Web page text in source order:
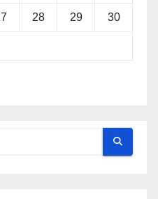
28 29 30